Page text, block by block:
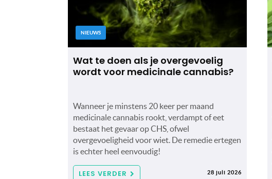
NIEUWS
Wat te doen als je overgevoelig
wordt voor medicinale cannabis?
Wanneer je minstens 20 keer per maand
medicinale cannabis rookt, verdampt of eet
bestaat het gevaar op CHS, ofwel
overgevoeligheid voor wiet. De remedie ertegen
is echter heel eenvoudig!
LEES VERDER 28 juli 2026